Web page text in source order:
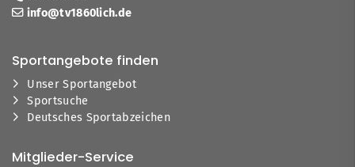
info@tv1860lich.de
Sportangebote finden
Unser Sportangebot
Sportsuche
Deutsches Sportabzeichen
Mitglieder-Service